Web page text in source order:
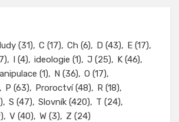
(31) C (17) Ch (6) D (43) E (17)
I (4) ideologie (1) J (25) K (46)
(1) N (36) O (17)
P (63) Proroctví(48) R (18)
S (47) Slovník (420) T (24)
V (40) W (3) Z (24)